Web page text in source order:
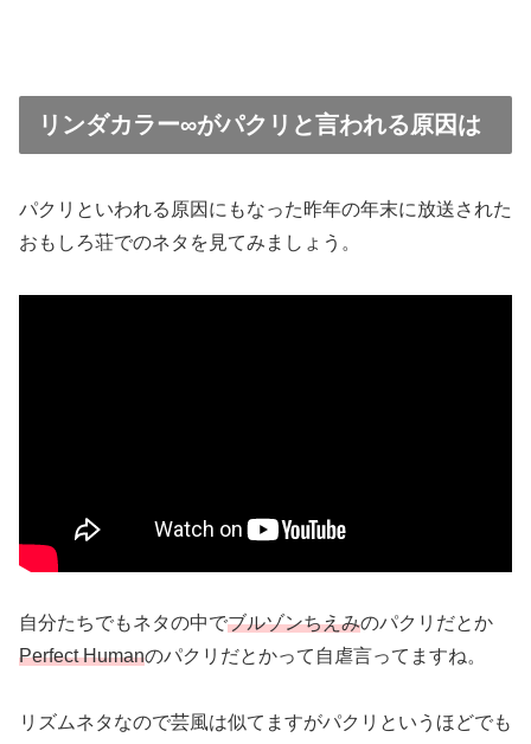
リンダカラー∞がパクリと言われる原因は
パクリといわれる原因にもなった昨年の年末に放送された
おもしろ荘でのネタを見てみましょう。
自分たちでもネタの中でブルゾンちえみのパクリだとか
Perfect Humanのパクリだとかって自虐言ってますね。
リズムネタなので芸風は似てますがパクリというほどでも